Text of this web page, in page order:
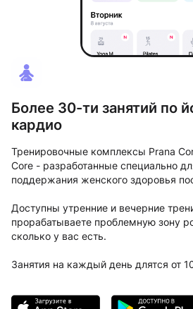
Более 30-ти занятий по
кардио
Тренировочные комплексы Prana
Core - разработанные специально
поддержания женского здоровья
Доступны утренние и вечерние
прорабатываете проблемную зону
сколько у вас есть.
Занятия на каждый день длятся от